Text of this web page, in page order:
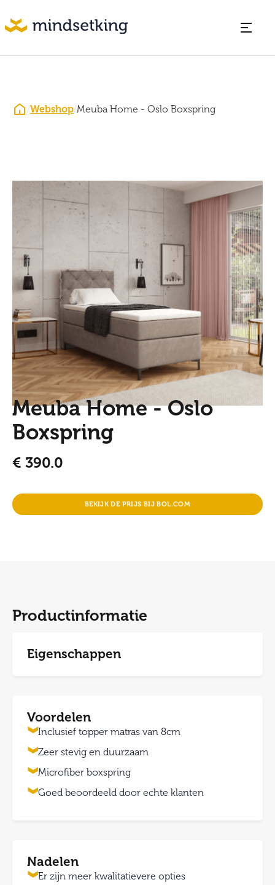
/Webshop/Meuba Home - Oslo Boxspring
Meuba Home - Oslo
Boxspring
€ 390.0
BEKIJK DE PRIJS BIJ BOL.COM
Productinformatie
Eigenschappen
Voordelen
Inclusief topper matras van 8cm
Zeer stevig en duurzaam
Microfiber boxspring
Goed beoordeeld door echte klanten
Nadelen
Er zijn meer kwalitatievere opties